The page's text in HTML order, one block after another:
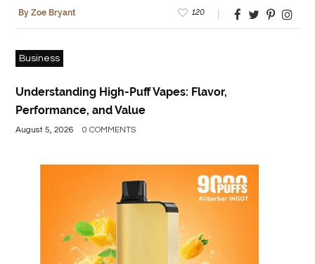
By Zoe Bryant 120
Business
Understanding High-Puff Vapes: Flavor,
Performance, and Value
August 5, 2026 0 COMMENTS